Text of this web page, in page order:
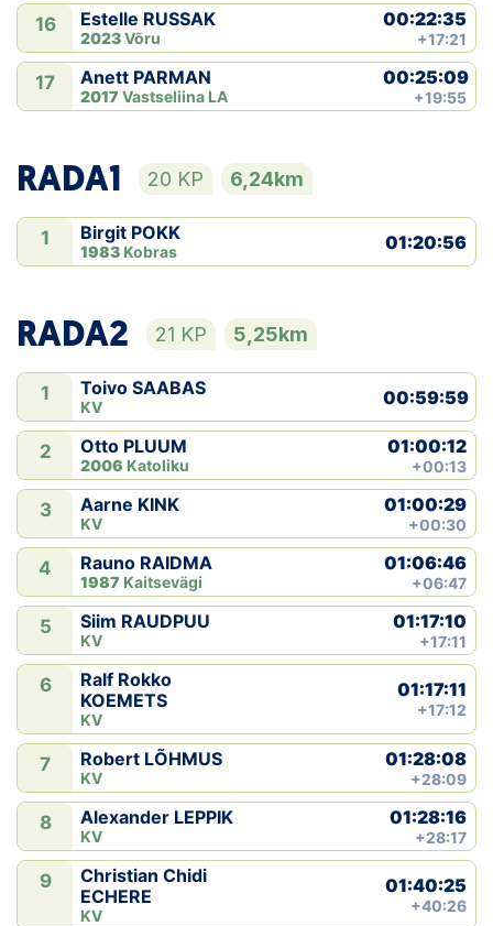
16 Estelle RUSSAK
2023Võru
00:22:35
+17:21
17 Anett PARMAN
2017 Vastseliina LA
00:25:09
+19:55
RADA1 20 KP 6,24km
1 Birgit POKK
1983 Kobras 01:20:56
RADA2 21 KP 5,25km
1 Toivo SAABAS
KV 00:59:59
2 Otto PLUUM
2006 Katoliku
01:00:12
+00:13
3 Aarne KINK
KV
01:00:29
+00:30
4 Rauno RAIDMA
1987 Kaitsevägi
01:06:46
+06:47
5 Siim RAUDPUU
KV
01:17:10
+17:11
6
Ralf Rokko
KOEMETS
KV
01:17:11
+17:12
7 Robert LÕHMUS
KV
01:28:08
+28:09
8 Alexander LEPPIK
KV
01:28:16
+28:17
9
Christian Chidi
ECHERE
KV
01:40:25
+40:26